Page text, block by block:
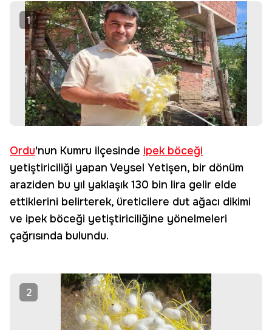
1
Ordu'nun Kumru ilçesinde ipek böceği
yetiştiriciliği yapan Veysel Yetişen, bir dönüm
araziden bu yıl yaklaşık 130 bin lira gelir elde
ettiklerini belirterek, üreticilere dut ağacı dikimi
ve ipek böceği yetiştiriciliğine yönelmeleri
çağrısında bulundu.
2